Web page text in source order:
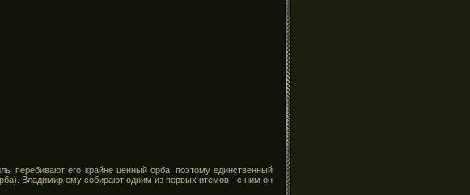
перебивают его крайне ценный орба, поэтому единственный
Владимир ему собирают одним из первых итемов - с ним он